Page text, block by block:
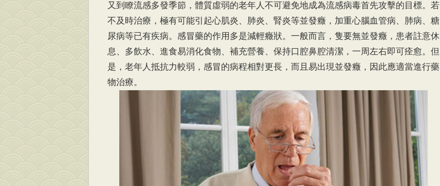
又到瞭流感多發季節，體質虛弱的老年人不可避免地成為流感病毒首先攻擊的目標。若
不及時治療，極有可能引起心肌炎、肺炎、腎炎等並發癥，加重心腦血管病、肺病、糖
尿病等已有疾病。感冒藥的作用多是減輕癥狀。一般而言，隻要無並發癥，患者註意休
息、多飲水、進食易消化食物、補充營養、保持口腔鼻腔清潔，一周左右即可痊愈。但
是，老年人抵抗力較弱，感冒的病程相對更長，而且易出現並發癥，因此應適當進行藥
物治療。